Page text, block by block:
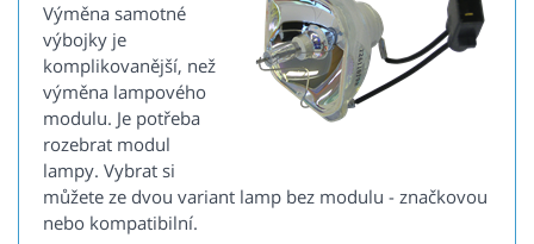
Výměna samotné
výbojky je
komplikovanější, než
výměna lampového
modulu. Je potřeba
rozebrat modul
lampy. Vybrat si
můžete ze dvou variant lamp bez modulu - značkovou
nebo kompatibilní.